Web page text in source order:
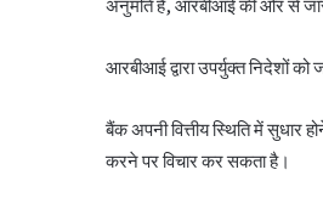
आरबीआई द्वारा उपर्युक्त निदेशों को
बैंक अपनी वित्तीय स्थिति में सुधार
करने पर विचार कर सकता है।